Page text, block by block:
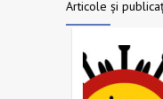
Articole și